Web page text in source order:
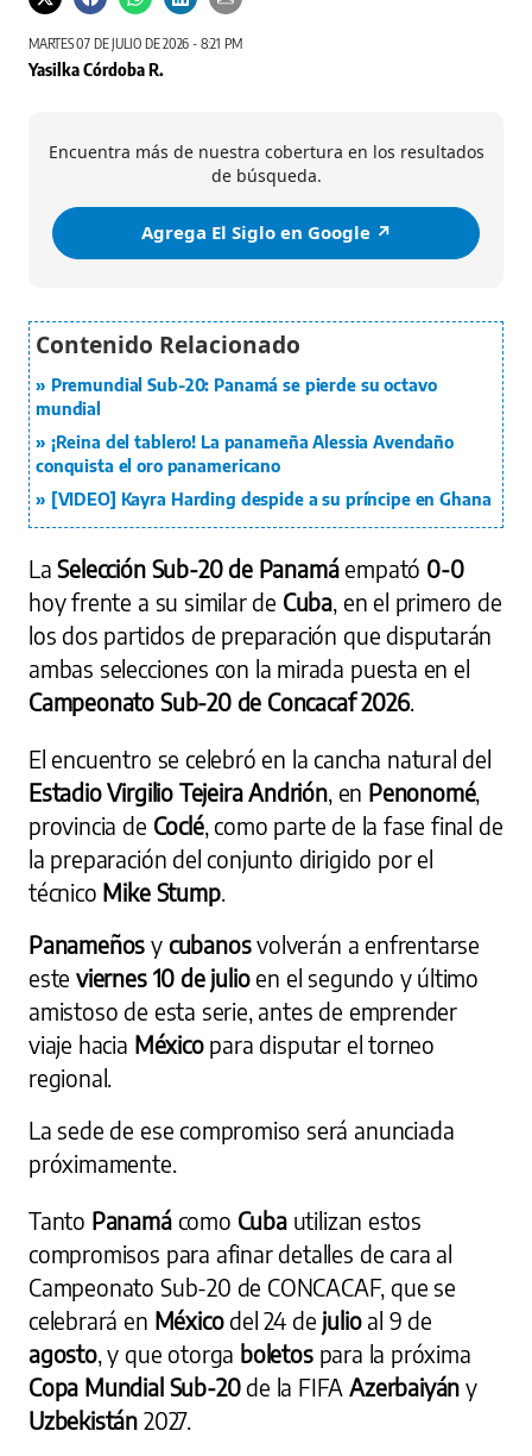
MARTES 07 DE JULIO DE 2026 - 8:21 PM
Yasilka Córdoba R.
Encuentra más de nuestra cobertura en los resultados
de búsqueda.
Agrega El Siglo en Google ↗️
Premundial Sub-20: Panamá se pierde su octavo
mundial
¡Reina del tablero! La panameña Alessia Avendaño
conquista el oro panamericano
[VIDEO] Kayra Harding despide a su príncipe en Ghana
LaSelección Sub-20 de Panamáempató 0-0
hoy frente a su similar de Cuba , en el primero de
los dos partidos de preparación que disputarán
ambas selecciones con la mirada puesta en el
Campeonato Sub-20 de Concacaf 2026.
El encuentro se celebró en la cancha natural del
Estadio Virgilio Tejeira Andrión, en Penonomé,
provincia de Coclé, como parte de la fase final de
la preparación del conjunto dirigido por el
técnico Mike Stump.
Panameñosy cubanosvolverán a enfrentarse
esteviernes 10 de julioen el segundo y último
amistoso de esta serie, antes de emprender
viaje hacia México para disputar el torneo
regional.
La sede de ese compromiso será anunciada
próximamente.
Tanto Panamá como Cuba utilizan estos
compromisos para afinar detalles de cara al
Campeonato Sub-20 de CONCACAF, que se
celebrará en México del 24 de julio al 9 de
agosto, y que otorga boletos para la próxima
Copa Mundial Sub-20de la FIFA Azerbaiyány
Uzbekistán 2027.